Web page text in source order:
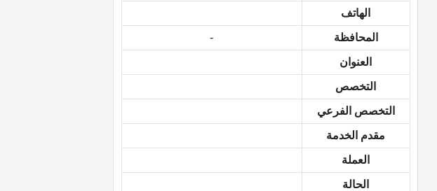
الهاتف
المحافظة -
العنوان
التخصص
التخصص الفرعي
مقدم الخدمة
العملة
الحالة